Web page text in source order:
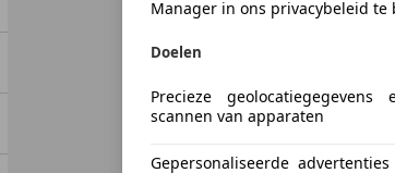
Manager in ons privacybeleid te
Doelen
Precieze
scannen van apparaten
Gepersonaliseerde